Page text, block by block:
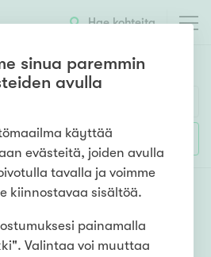
Hae kohteita
3h 4h 5h+
Helsinki
Helsinki
sinua paremmin
avulla
käyttää
evästeitä, joiden avulla
tavalla ja voimme
kiinnostavaa sisältöä.
painamalla
Valintaa voi muuttaa